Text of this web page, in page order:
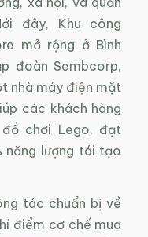
đây, Khu công
mở rộng ở Bình
đoàn Sembcorp,
nhà máy điện mặt
các khách hàng
chơi Lego, đạt
năng lượng tái tạo
tác chuẩn bị về
điểm cơ chế mua